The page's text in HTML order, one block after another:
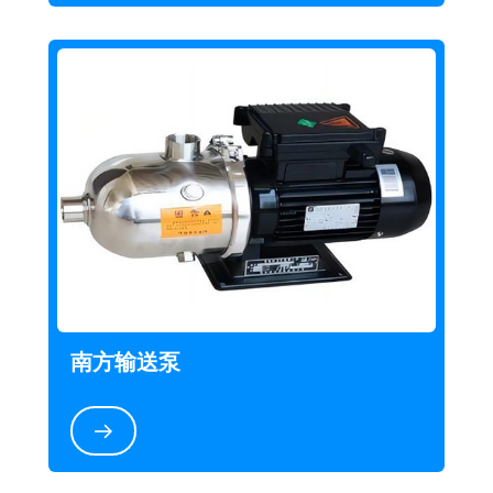
南方输送泵